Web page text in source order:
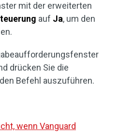
mit der erweiterten
auf Ja, um den
drücken Sie die
Befehl auszuführen.
wenn Vanguard